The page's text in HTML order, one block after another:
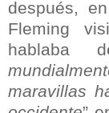
después,
Fleming
hablaba
maravillas